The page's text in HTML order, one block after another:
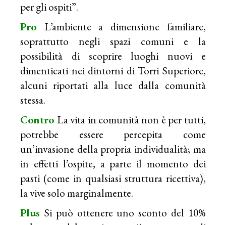
per gli ospiti”.
Pro L’ambiente a dimensione familiare,
soprattutto negli spazi comuni e la
possibilità di scoprire luoghi nuovi e
dimenticati nei dintorni di Torri Superiore,
alcuni riportati alla luce dalla comunità
stessa.
Contro La vita in comunità non è per tutti,
potrebbe essere percepita come
un’invasione della propria individualità; ma
in effetti l’ospite, a parte il momento dei
pasti (come in qualsiasi struttura ricettiva),
la vive solo marginalmente.
PlusSi può ottenere uno sconto del 10%